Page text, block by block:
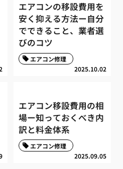
エアコンの移設費用を
安く抑える方法ー自分
でできること、業者選
びのコツ
2025.10.02
エアコン修理
エアコン移設費用の相
場ー知っておくべき内
訳と料金体系
2025.09.05
エアコン修理